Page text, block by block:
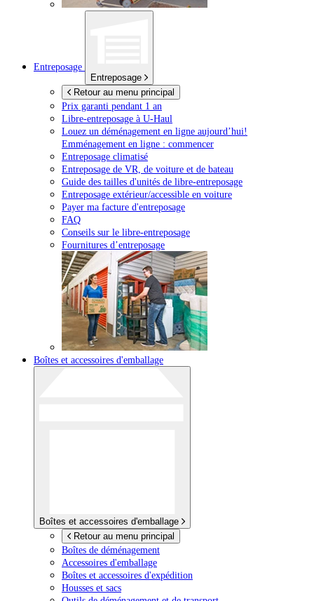
Entreposage
Entreposage
Retour au menu principal
Prix garanti pendant 1 an
Libre-entreposage à U-Haul
Louez un déménagement en ligne aujourd’hui!
Emménagement en ligne : commencer
Entreposage climatisé
Entreposage de VR, de voiture et de bateau
Guide des tailles d'unités de libre-entreposage
Entreposage extérieur/accessible en voiture
Payer ma facture d'entreposage
FAQ
Conseils sur le libre-entreposage
Fournitures d’entreposage
Boîtes et accessoires d'emballage
Boîtes et accessoires d'emballage
Retour au menu principal
Boîtes de déménagement
Accessoires d'emballage
Boîtes et accessoires d'expédition
Housses et sacs